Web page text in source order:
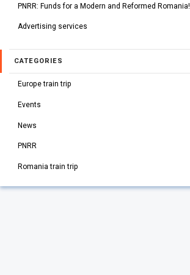
PNRR: Funds for a Modern and Reformed Romania!
Advertising services
CATEGORIES
Europe train trip
Events
News
PNRR
Romania train trip